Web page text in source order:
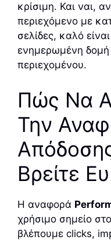
κρίσιμη. Και ναι,
περιεχόμενο με
σελίδες, καλό
ενημερωμένη
περιεχομένου.
Πώς Να
Την
Βρείτε
Η αναφορά
χρήσιμο σημείο
βλέπουμε clicks,